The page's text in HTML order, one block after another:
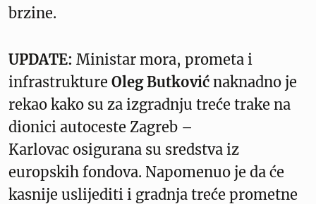
brzine.
UPDATE: Ministar mora, prometa i
infrastrukture Oleg Butković naknadno je
rekao kako su za izgradnju treće trake na
dionici autoceste Zagreb –
Karlovac osigurana su sredstva iz
europskih fondova. Napomenuo je da će
kasnije uslijediti i gradnja treće prometne